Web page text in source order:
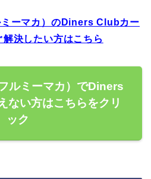
ーマカ）のDiners Clubカー
解決したい方はこちら
ルミーマカ）でDiners
ない方はこちらをクリ
ック